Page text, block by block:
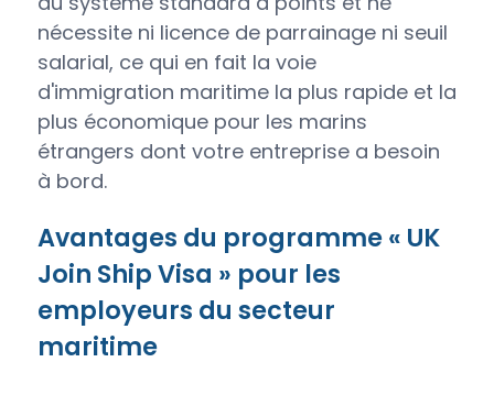
nécessite ni licence de parrainage ni seuil
salarial, ce qui en fait la voie
d'immigration maritime la plus rapide et la
plus économique pour les marins
étrangers dont votre entreprise a besoin
à bord.
Avantages du programme « UK
Join Ship Visa » pour les
employeurs du secteur
maritime